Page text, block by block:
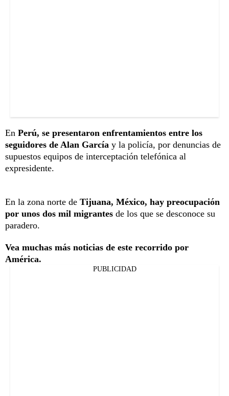
En Perú, se presentaron enfrentamientos entre los
seguidores de Alan García y la policía, por denuncias de
supuestos equipos de interceptación telefónica al
expresidente.
En la zona norte de Tijuana, México, hay preocupación
por unos dos mil migrantes de los que se desconoce su
paradero.
Vea muchas más noticias de este recorrido por
América.
PUBLICIDAD